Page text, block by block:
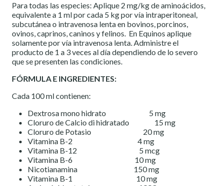
Para todas las especies: Aplique 2 mg/kg de aminoácidos,
equivalente a 1 ml por cada 5 kg por vía intraperitoneal,
subcutánea o intravenosa lenta en bovinos, porcinos,
ovinos, caprinos, caninos y felinos. En Equinos aplique
solamente por vía intravenosa lenta. Administre el
producto de 1 a 3 veces al día dependiendo de lo severo
que se presenten las condiciones.
FÓRMULA E INGREDIENTES:
Cada 100 ml contienen:
Dextrosa mono hidrato 5 mg
Cloruro de Calcio di hidratado 15 mg
Cloruro de Potasio 20 mg
Vitamina B-2 4 mg
Vitamina B-12 5 mcg
Vitamina B-6 10 mg
Nicotianamina 150 mg
Vitamina B-1 10 mg